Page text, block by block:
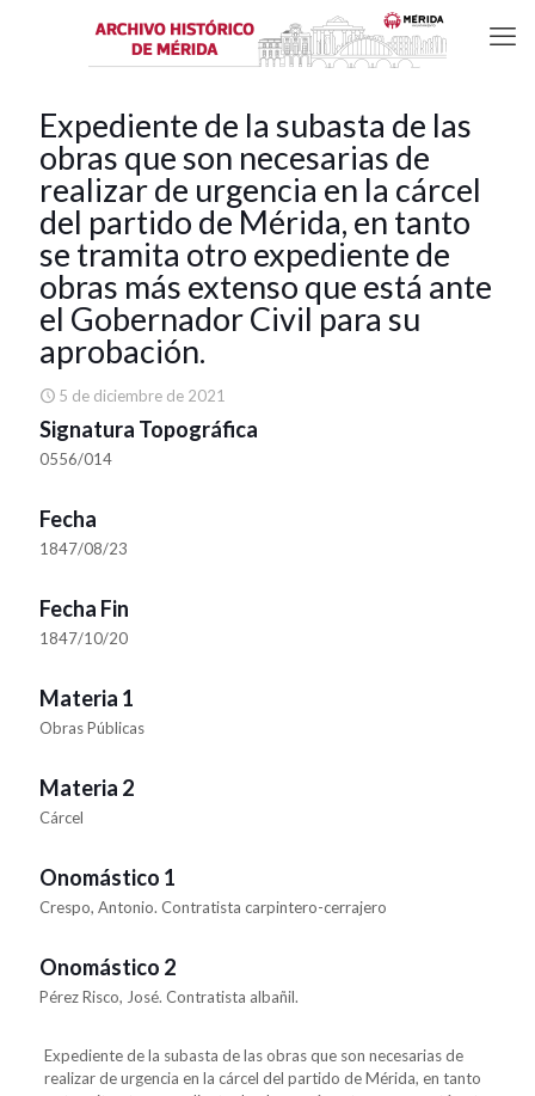
Expediente de la subasta de las
obras que son necesarias de
realizar de urgencia en la cárcel
del partido de Mérida, en tanto
se tramita otro expediente de
obras más extenso que está ante
el Gobernador Civil para su
aprobación.
5 de diciembre de 2021
Signatura Topográfica
0556/014
Fecha
1847/08/23
Fecha Fin
1847/10/20
Materia 1
Obras Públicas
Materia 2
Cárcel
Onomástico 1
Crespo, Antonio. Contratista carpintero-cerrajero
Onomástico 2
Pérez Risco, José. Contratista albañil.
Expediente de la subasta de las obras que son necesarias de
realizar de urgencia en la cárcel del partido de Mérida, en tanto